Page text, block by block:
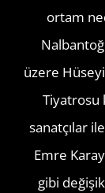
ortam
üzere
Tiyatrosu
sanatçılar
Emre
gibi